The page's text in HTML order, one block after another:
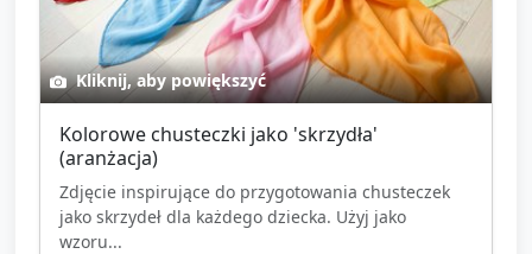
Kliknij, aby powiększyć
Kolorowe chusteczki jako 'skrzydła'
(aranżacja)
Zdjęcie inspirujące do przygotowania chusteczek
jako skrzydeł dla każdego dziecka. Użyj jako
wzoru...